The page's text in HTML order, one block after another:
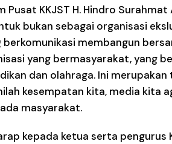
Pusat KKJST H. Hindro
bukan sebagai organisasi
berkomunikasi membangun
yang bermasyarakat, yang
dan olahraga. Ini
kesempatan kita, media kita
masyarakat.
kepada ketua serta pengurus